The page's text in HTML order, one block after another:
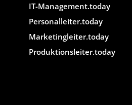
IT-Management.today
Personalleiter.today
Marketingleiter.today
Produktionsleiter.today